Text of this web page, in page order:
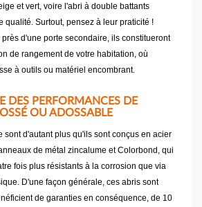
et vert, voire l'abri à double battants
qualité. Surtout, pensez à leur praticité !
d'une porte secondaire, ils constitueront
de rangement de votre habitation, où
à outils ou matériel encombrant.
DES PERFORMANCES DE
OU ADOSSABLE
sont d'autant plus qu'ils sont conçus en acier
de métal zincalume et Colorbond, qui
fois plus résistants à la corrosion que via
D'une façon générale, ces abris sont
de garanties en conséquence, de 10